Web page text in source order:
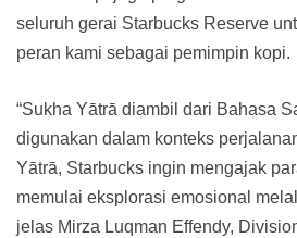
seluruh gerai Starbucks Reserve
peran kami sebagai pemimpin kopi.
“Sukha Yātrā diambil dari Bahasa
digunakan dalam konteks
Yātrā, Starbucks ingin mengajak
memulai eksplorasi emosional
jelas Mirza Luqman Effendy,